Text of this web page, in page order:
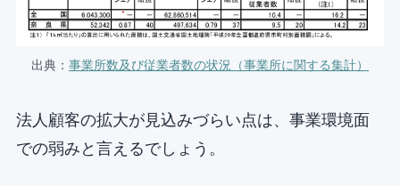
出典： 事業所数及び従業者数の状況（事業所に関する集計）
法人顧客の拡大が見込みづらい点は、事業環境面
での弱みと言えるでしょう。